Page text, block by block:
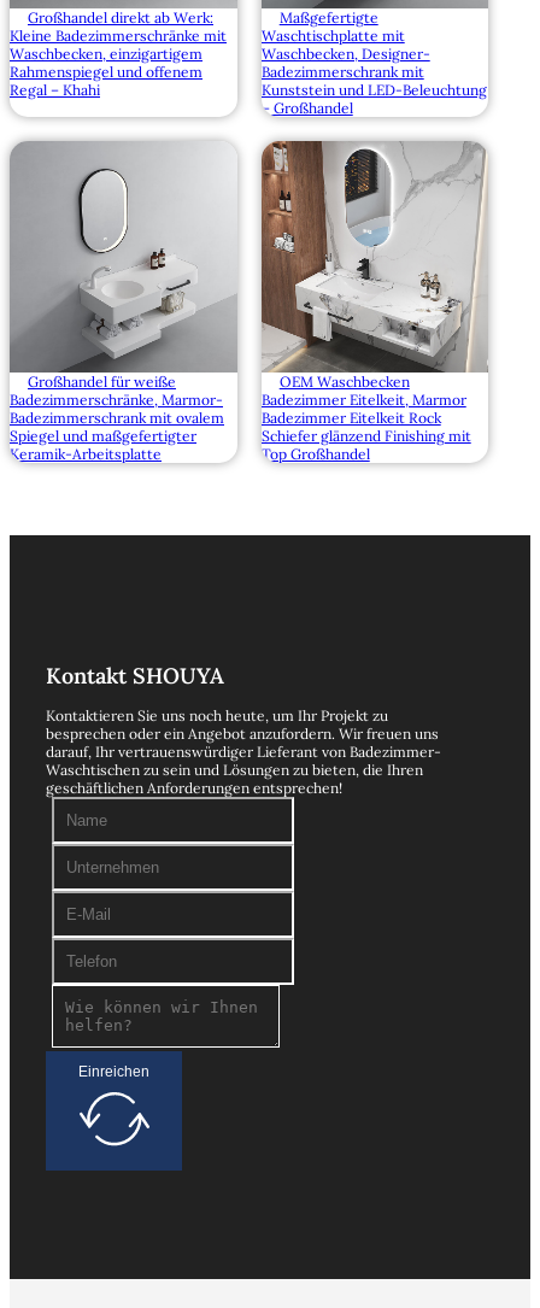
Großhandel direkt ab Werk:
Kleine Badezimmerschränke mit
Waschbecken, einzigartigem
Rahmenspiegel und offenem
Regal – Khahi
Maßgefertigte
Waschtischplatte mit
Waschbecken, Designer-
Badezimmerschrank mit
Kunststein und LED-Beleuchtung
– Großhandel
Großhandel für weiße
Badezimmerschränke, Marmor-
Badezimmerschrank mit ovalem
Spiegel und maßgefertigter
Keramik-Arbeitsplatte
OEM Waschbecken
Badezimmer Eitelkeit, Marmor
Badezimmer Eitelkeit Rock
Schiefer glänzend Finishing mit
Top Großhandel
Kontakt SHOUYA
Kontaktieren Sie uns noch heute, um Ihr Projekt zu
besprechen oder ein Angebot anzufordern. Wir freuen uns
darauf, Ihr vertrauenswürdiger Lieferant von Badezimmer-
Waschtischen zu sein und Lösungen zu bieten, die Ihren
geschäftlichen Anforderungen entsprechen!
Einreichen